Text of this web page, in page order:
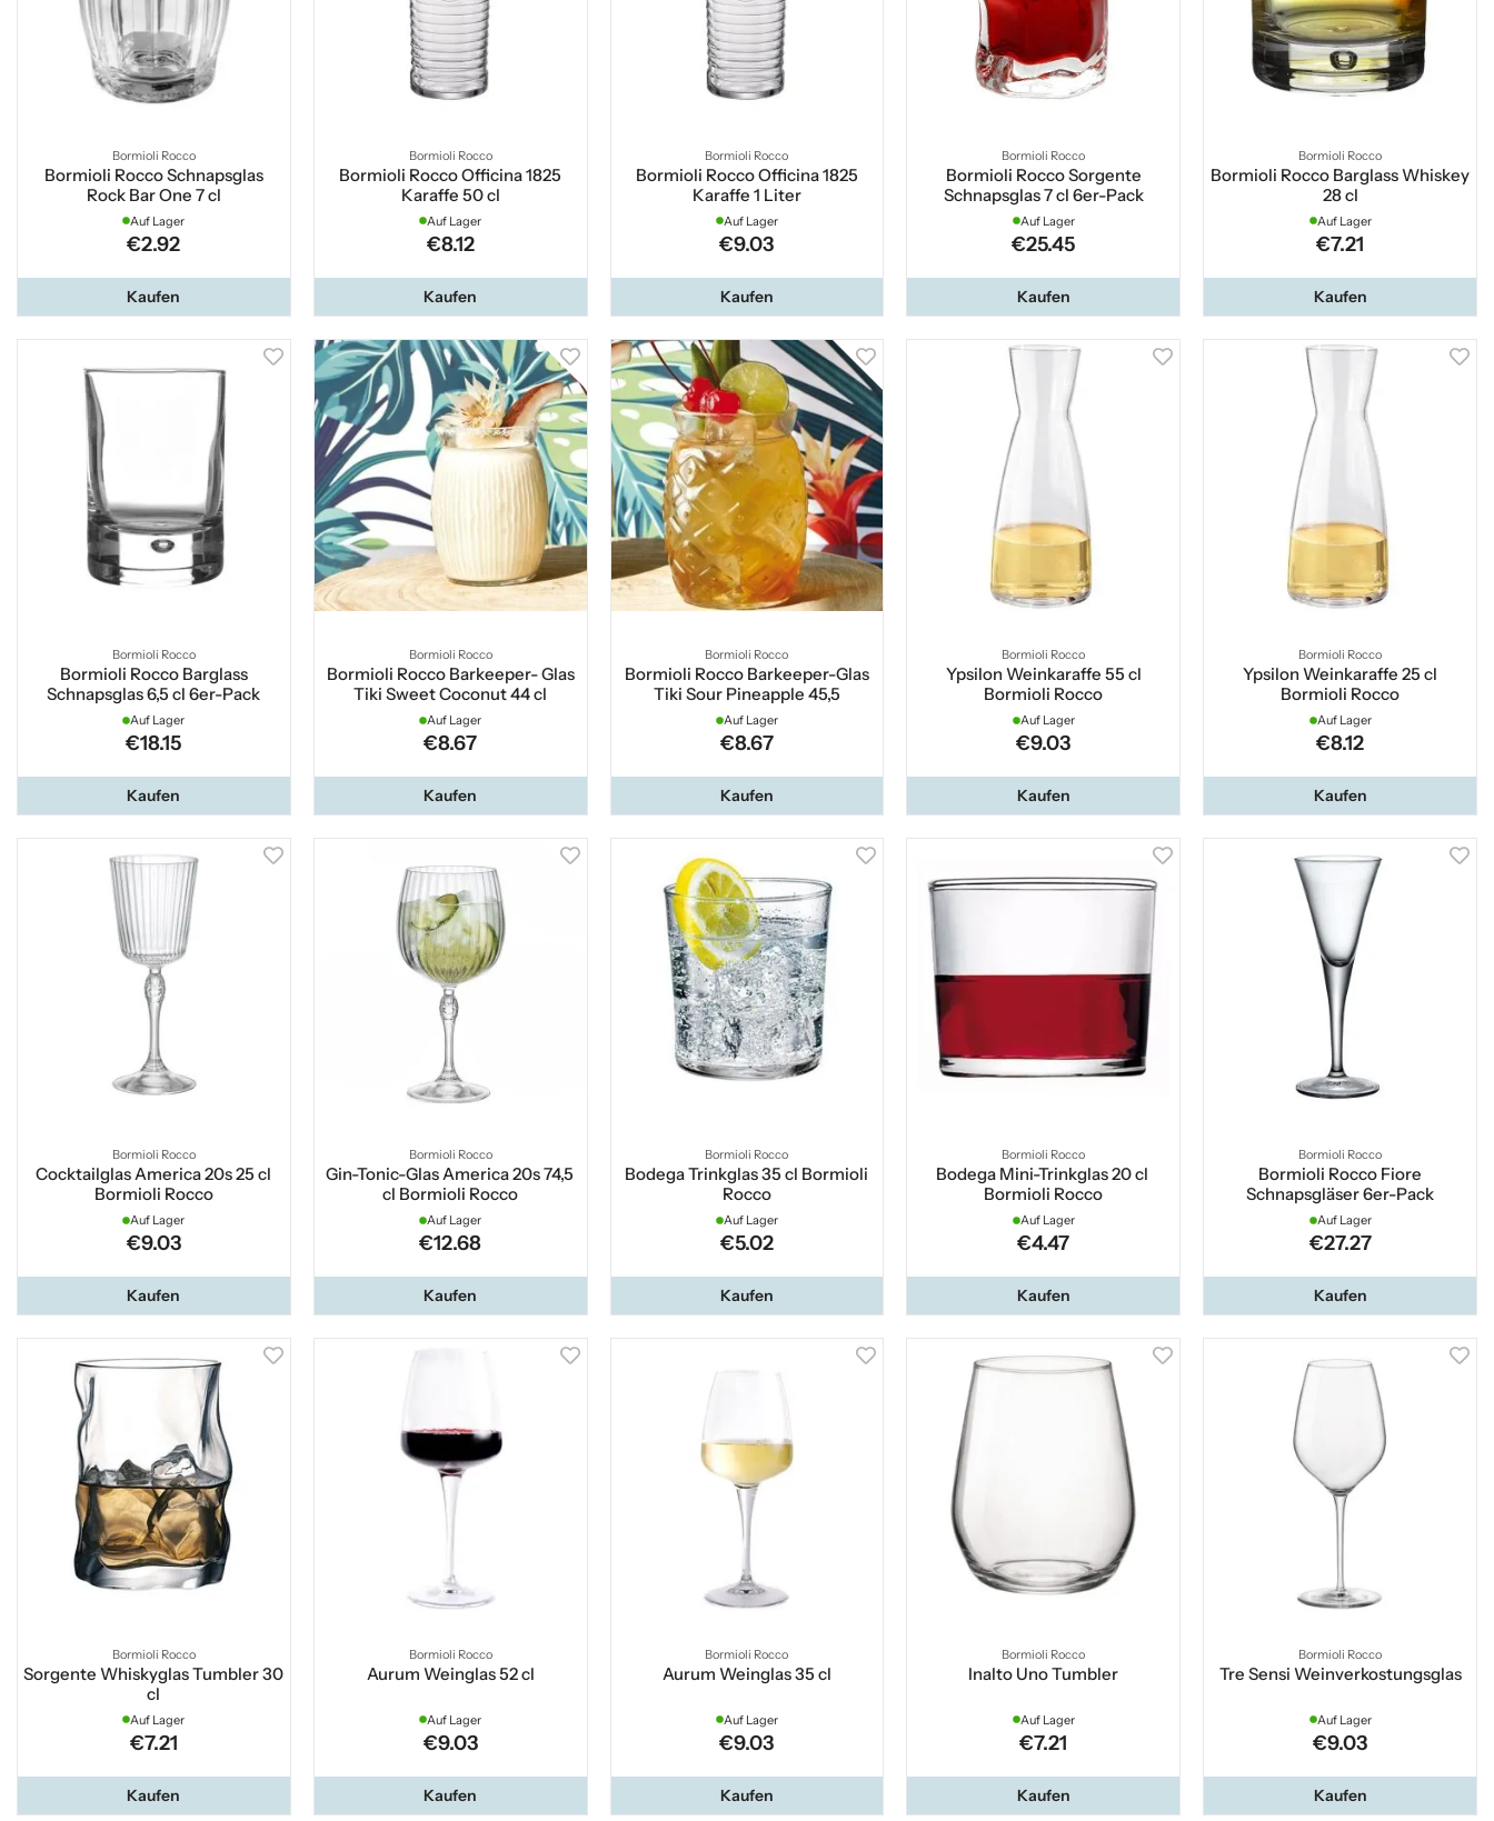
Bormioli Rocco
Bormioli Rocco Schnapsglas
Rock Bar One 7 cl
Auf Lager
€2.92
Kaufen
Bormioli Rocco
Bormioli Rocco Officina 1825
Karaffe 50 cl
Auf Lager
€8.12
Kaufen
Bormioli Rocco
Bormioli Rocco Officina 1825
Karaffe 1 Liter
Auf Lager
€9.03
Kaufen
Bormioli Rocco
Bormioli Rocco Sorgente
Schnapsglas 7 cl 6er-Pack
Auf Lager
€25.45
Kaufen
Bormioli Rocco
Bormioli Rocco Barglass Whiskey
28 cl
Auf Lager
€7.21
Kaufen
Bormioli Rocco
Bormioli Rocco Barglass
Schnapsglas 6,5 cl 6er-Pack
Auf Lager
€18.15
Kaufen
Bormioli Rocco
Bormioli Rocco Barkeeper- Glas
Tiki Sweet Coconut 44 cl
Auf Lager
€8.67
Kaufen
Bormioli Rocco
Bormioli Rocco Barkeeper-Glas
Tiki Sour Pineapple 45,5
Auf Lager
€8.67
Kaufen
Bormioli Rocco
Ypsilon Weinkaraffe 55 cl
Bormioli Rocco
Auf Lager
€9.03
Kaufen
Bormioli Rocco
Ypsilon Weinkaraffe 25 cl
Bormioli Rocco
Auf Lager
€8.12
Kaufen
Bormioli Rocco
Cocktailglas America 20s 25 cl
Bormioli Rocco
Auf Lager
€9.03
Kaufen
Bormioli Rocco
Gin-Tonic-Glas America 20s 74,5
cl Bormioli Rocco
Auf Lager
€12.68
Kaufen
Bormioli Rocco
Bodega Trinkglas 35 cl Bormioli
Rocco
Auf Lager
€5.02
Kaufen
Bormioli Rocco
Bodega Mini-Trinkglas 20 cl
Bormioli Rocco
Auf Lager
€4.47
Kaufen
Bormioli Rocco
Bormioli Rocco Fiore
Schnapsgläser 6er-Pack
Auf Lager
€27.27
Kaufen
Bormioli Rocco
Sorgente Whiskyglas Tumbler 30
cl
Auf Lager
€7.21
Kaufen
Bormioli Rocco
Aurum Weinglas 52 cl
Auf Lager
€9.03
Kaufen
Bormioli Rocco
Aurum Weinglas 35 cl
Auf Lager
€9.03
Kaufen
Bormioli Rocco
Inalto Uno Tumbler
Auf Lager
€7.21
Kaufen
Bormioli Rocco
Tre Sensi Weinverkostungsglas
Auf Lager
€9.03
Kaufen